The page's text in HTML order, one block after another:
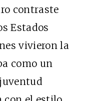
contraste
Estados
vivieron la
como un